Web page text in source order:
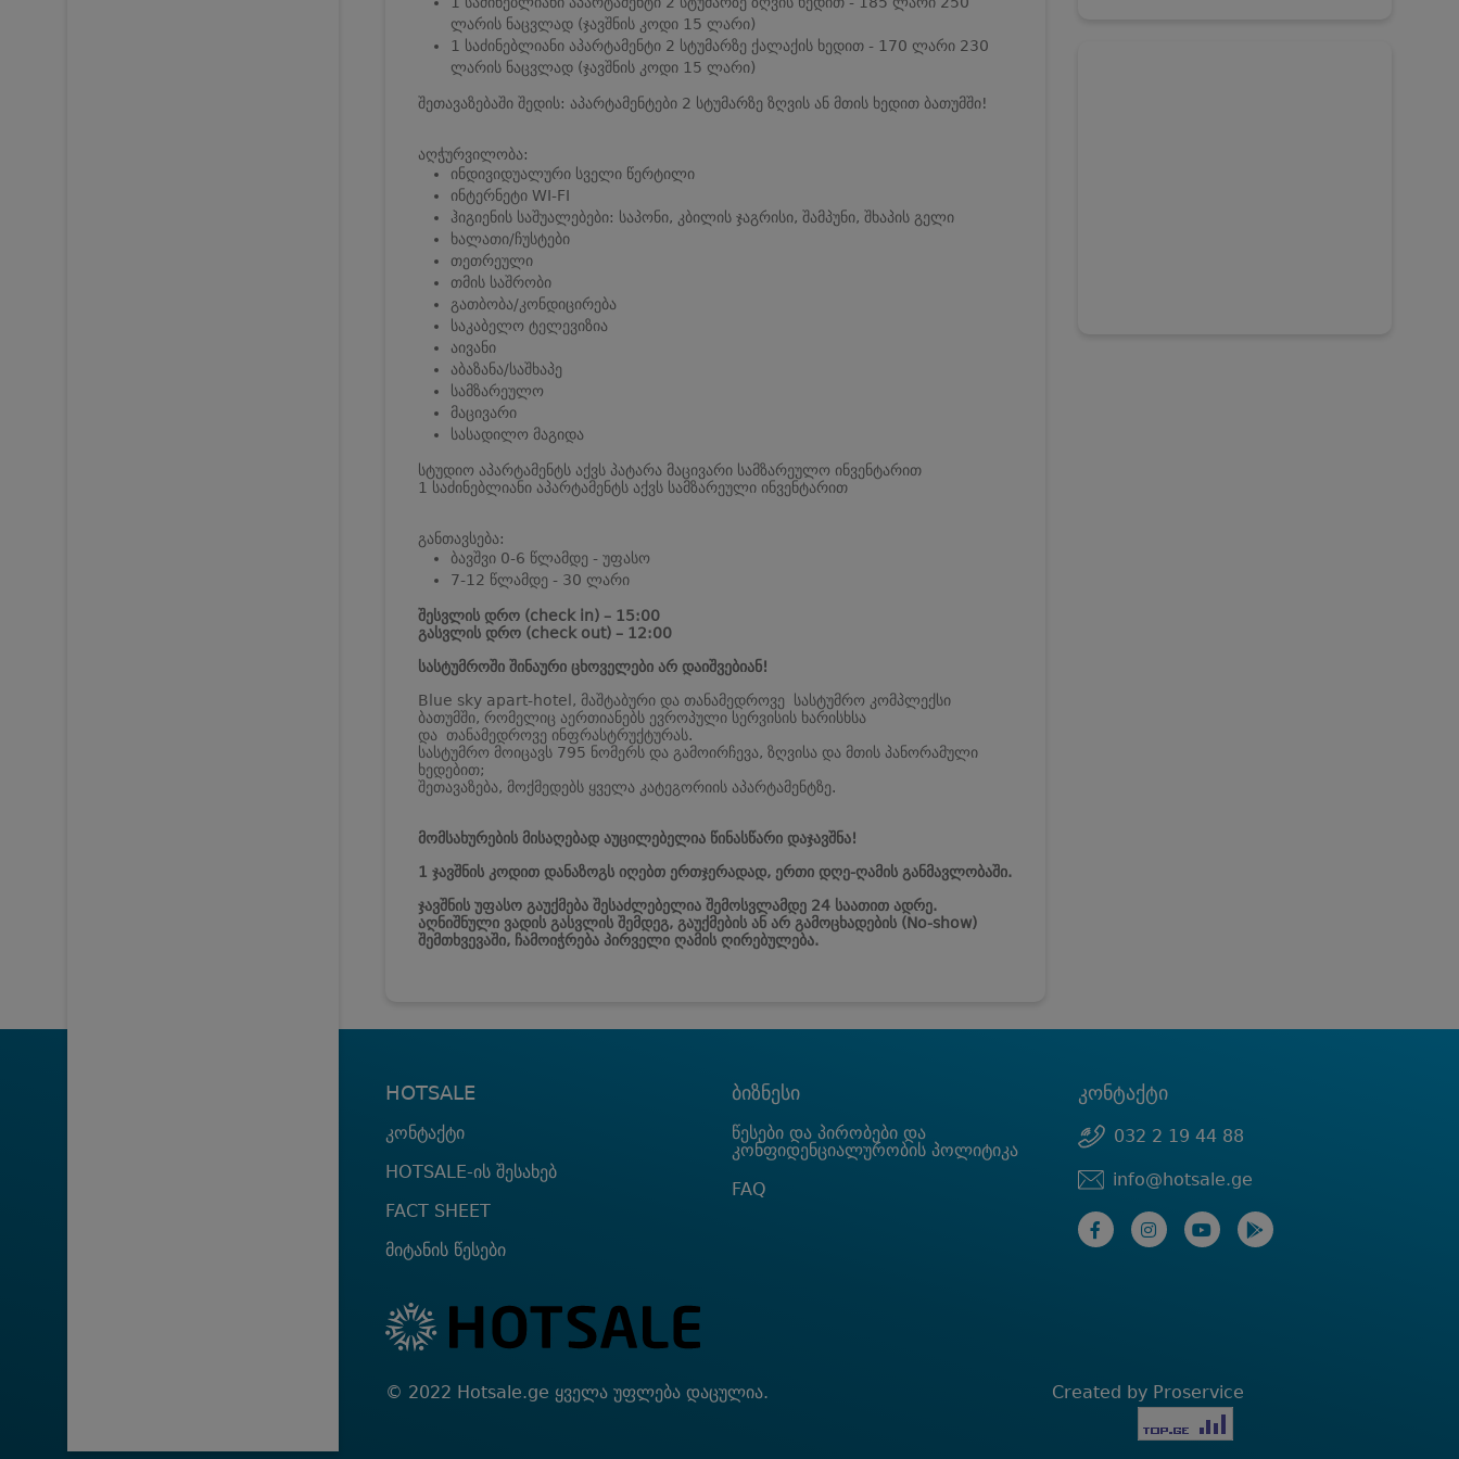
ლარის ნაცვლად (ჯავშნის კოდი 15 ლარი)
1 საძინებლიანი აპარტამენტი 2 სტუმარზე ქალაქის ხედით - 170 ლარი 230
ლარის ნაცვლად (ჯავშნის კოდი 15 ლარი)
შეთავაზებაში შედის: აპარტამენტები 2 სტუმარზე ზღვის ან მთის ხედით ბათუმში!
აღჭურვილობა:
ინდივიდუალური სველი წერტილი
ინტერნეტი WI-FI
ჰიგიენის საშუალებები: საპონი, კბილის ჯაგრისი, შამპუნი, შხაპის გელი
ხალათი/ჩუსტები
თეთრეული
თმის საშრობი
გათბობა/კონდიცირება
საკაბელო ტელევიზია
აივანი
აბაზანა/საშხაპე
სამზარეულო
მაცივარი
სასადილო მაგიდა
სტუდიო აპარტამენტს აქვს პატარა მაცივარი სამზარეულო ინვენტარით
1 საძინებლიანი აპარტამენტს აქვს სამზარეული ინვენტარით
განთავსება:
ბავშვი 0-6 წლამდე - უფასო
7-12 წლამდე - 30 ლარი
შესვლის დრო (check in) – 15:00
გასვლის დრო (check out) – 12:00
სასტუმროში შინაური ცხოველები არ დაიშვებიან!
Blue sky apart-hotel, მაშტაბური და თანამედროვე სასტუმრო კომპლექსი
ბათუმში, რომელიც აერთიანებს ევროპული სერვისის ხარისხსა
და თანამედროვე ინფრასტრუქტურას.
სასტუმრო მოიცავს 795 ნომერს და გამოირჩევა, ზღვისა და მთის პანორამული
ხედებით;
შეთავაზება, მოქმედებს ყველა კატეგორიის აპარტამენტზე.
მომსახურების მისაღებად აუცილებელია წინასწარი დაჯავშნა!
1 ჯავშნის კოდით დანაზოგს იღებთ ერთჯერადად, ერთი დღე-ღამის განმავლობაში.
ჯავშნის უფასო გაუქმება შესაძლებელია შემოსვლამდე 24 საათით ადრე.
აღნიშნული ვადის გასვლის შემდეგ, გაუქმების ან არ გამოცხადების (No-show)
შემთხვევაში, ჩამოიჭრება პირველი ღამის ღირებულება.
HOTSALE
კონტაქტი
HOTSALE-ის შესახებ
FACT SHEET
მიტანის წესები
ბიზნესი
წესები და პირობები და
კონფიდენციალურობის პოლიტიკა
FAQ
კონტაქტი
032 2 19 44 88
info@hotsale.ge
© 2022 Hotsale.ge ყველა უფლება დაცულია. Created by Proservice